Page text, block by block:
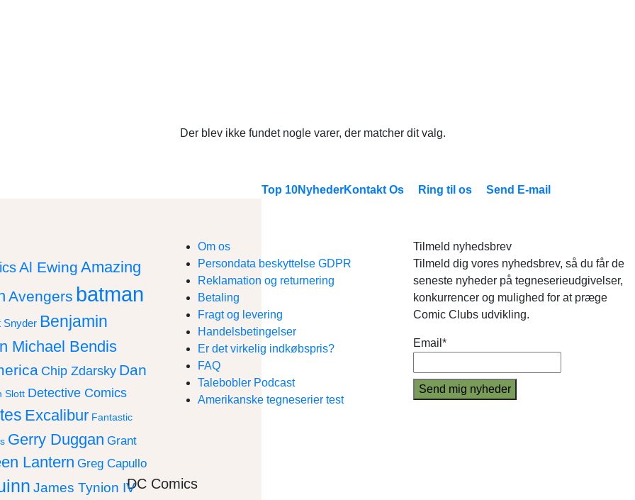
DC Comics
Top 10NyhederKontakt Os Ring til os Send E-mail
Der blev ikke fundet nogle varer, der matcher dit valg.
Al Ewing Amazing
Avengers batman
Snyder Benjamin
Michael Bendis
Chip Zdarsky Dan
Slott Detective Comics
Excalibur Fantastic
Gerry Duggan Grant
Lantern Greg Capullo
James Tynion IV
Om os
Persondata beskyttelse GDPR
Reklamation og returnering
Betaling
Fragt og levering
Handelsbetingelser
Er det virkelig indkøbspris?
FAQ
Talebobler Podcast
Amerikanske tegneserier test
Tilmeld nyhedsbrev
Tilmeld dig vores nyhedsbrev, så du får de
seneste nyheder på tegneserieudgivelser,
konkurrencer og mulighed for at præge
Comic Clubs udvikling.
Email*